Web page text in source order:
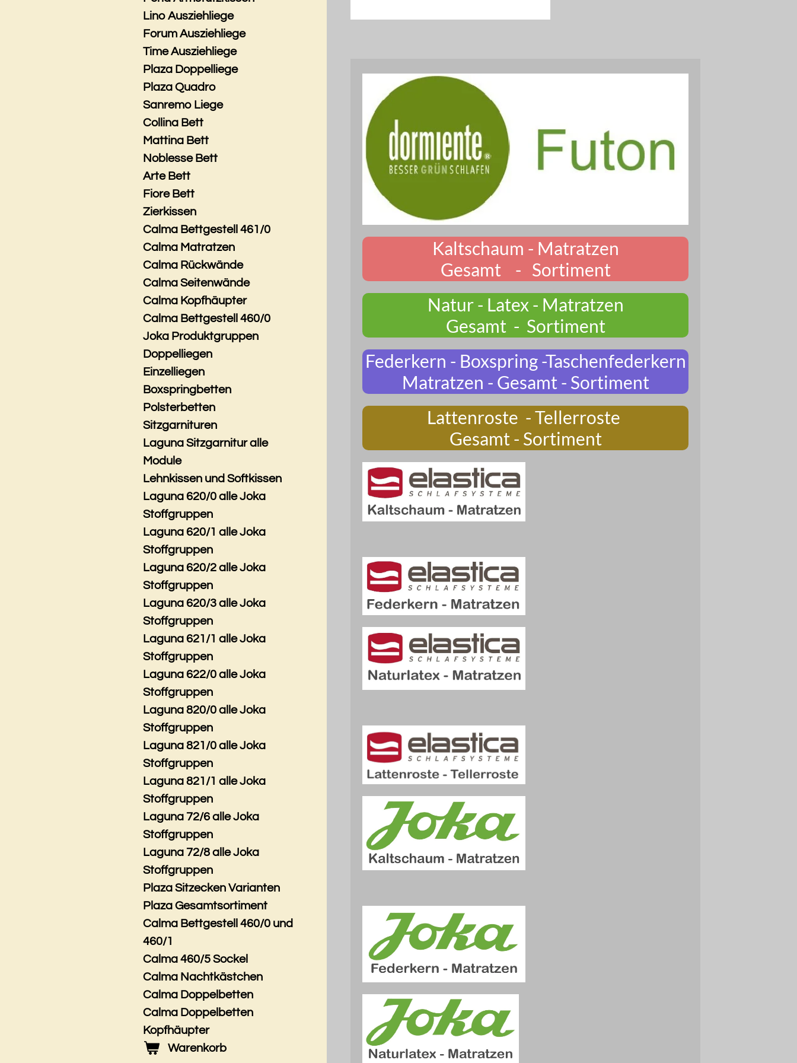
Kaltschaum - Matratzen
Gesamt - Sortiment
Natur - Latex - Matratzen
Gesamt - Sortiment
Federkern - Boxspring -Taschenfederkern
Matratzen - Gesamt - Sortiment
Lattenroste - Tellerroste
Gesamt - Sortiment
Lino Ausziehliege
Forum Ausziehliege
Time Ausziehliege
Plaza Doppelliege
Plaza Quadro
Sanremo Liege
Collina Bett
Mattina Bett
Noblesse Bett
Arte Bett
Fiore Bett
Zierkissen
Calma Bettgestell 461/0
Calma Matratzen
Calma Rückwände
Calma Seitenwände
Calma Kopfhäupter
Calma Bettgestell 460/0
Joka Produktgruppen
Doppelliegen
Einzelliegen
Boxspringbetten
Polsterbetten
Sitzgarnituren
Laguna Sitzgarnitur alle
Module
Lehnkissen und Softkissen
Laguna 620/0 alle Joka
Stoffgruppen
Laguna 620/1 alle Joka
Stoffgruppen
Laguna 620/2 alle Joka
Stoffgruppen
Laguna 620/3 alle Joka
Stoffgruppen
Laguna 621/1 alle Joka
Stoffgruppen
Laguna 622/0 alle Joka
Stoffgruppen
Laguna 820/0 alle Joka
Stoffgruppen
Laguna 821/0 alle Joka
Stoffgruppen
Laguna 821/1 alle Joka
Stoffgruppen
Laguna 72/6 alle Joka
Stoffgruppen
Laguna 72/8 alle Joka
Stoffgruppen
Plaza Sitzecken Varianten
Plaza Gesamtsortiment
Calma Bettgestell 460/0 und
460/1
Calma 460/5 Sockel
Calma Nachtkästchen
Calma Doppelbetten
Calma Doppelbetten
Kopfhäupter
Warenkorb